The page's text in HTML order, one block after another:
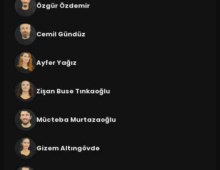
Özgür Özdemir
Cemil Gündüz
Ayfer Yağız
Zişan Buse Tınkaoğlu
Mücteba Murtazaoğlu
Gizem Altıngövde